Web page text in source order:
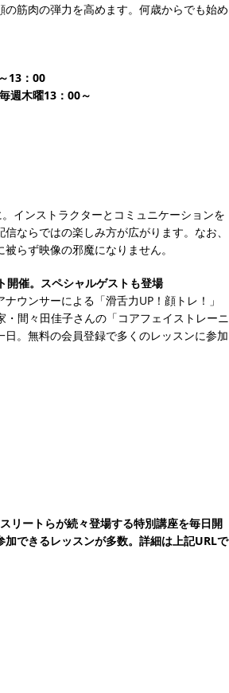
筋肉の弾力を高めます。何歳からでも始め
13：00
週木曜13：00～
インストラクターとコミュニケーションを
ならではの楽しみ方が広がります。なお、
らず映像の邪魔になりません。
開催。スペシャルゲストも登場
ウンサーによる「滑舌力UP！顔トレ！」
間々田佳子さんの「コアフェイストレーニ
。無料の会員登録で多くのレッスンに参加
リートらが続々登場する特別講座を毎日開
できるレッスンが多数。詳細は上記URLで